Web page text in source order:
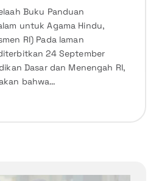
Buku Panduan
untuk Agama Hindu,
RI) Pada laman
24 September
Dasar dan Menengah RI,
bahwa…